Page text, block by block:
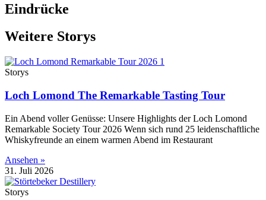
Eindrücke
Weitere Storys
Storys
Loch Lomond The Remarkable Tasting Tour
Ein Abend voller Genüsse: Unsere Highlights der Loch Lomond
Remarkable Society Tour 2026 Wenn sich rund 25 leidenschaftliche
Whiskyfreunde an einem warmen Abend im Restaurant
Ansehen »
31. Juli 2026
Storys